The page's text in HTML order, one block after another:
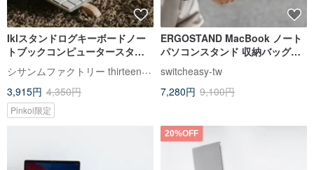
Iklスタンドログキーボードノー
トブックコンピュータースタン
ドキーボード/ラップトップ
シサンムファクトリー thirteen woodworking
3,915円 4,350円
Pinkoi限定
ERGOSTAND MacBook ノート
パソコンスタンド 収納バッグ
(13インチまで対応)
switcheasy-tw
7,280円 9,100円
20%OFF